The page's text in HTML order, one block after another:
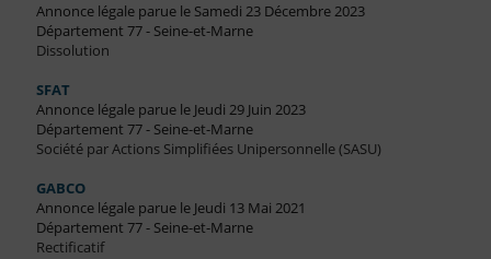
Annonce légale parue le Samedi 23 Décembre 2023
Département 77 - Seine-et-Marne
Dissolution
SFAT
Annonce légale parue le Jeudi 29 Juin 2023
Département 77 - Seine-et-Marne
Société par Actions Simplifiées Unipersonnelle (SASU)
GABCO
Annonce légale parue le Jeudi 13 Mai 2021
Département 77 - Seine-et-Marne
Rectificatif